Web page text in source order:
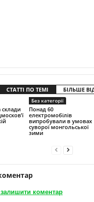
СТАТТІ ПО ТЕМІ БІЛЬШЕ
склади
Без категорії
Понад 60
електромобілів
випробували в умовах
суворої монгольської
зими
коментар